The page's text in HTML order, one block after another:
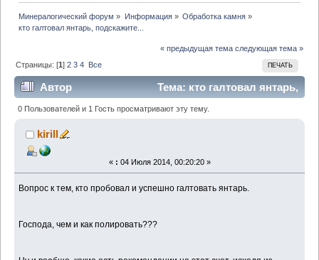
Минералогический форум » Информация» Обработка камня»
кто галтовал янтарь, подскажите...
« предыдущая тема следующая тема »
ПЕЧАТЬ
Страницы: [1]2 3 4 Все
Автор
Тема: кто галтовал янтарь,
подскажите... (Прочитано 32465 раз)
0 Пользователей и 1 Гость просматривают эту тему.
kirill
« : 04 Июля 2014, 00:20:20 »
Вопрос к тем, кто пробовал и успешно галтовать янтарь.
Господа, чем и как полировать???